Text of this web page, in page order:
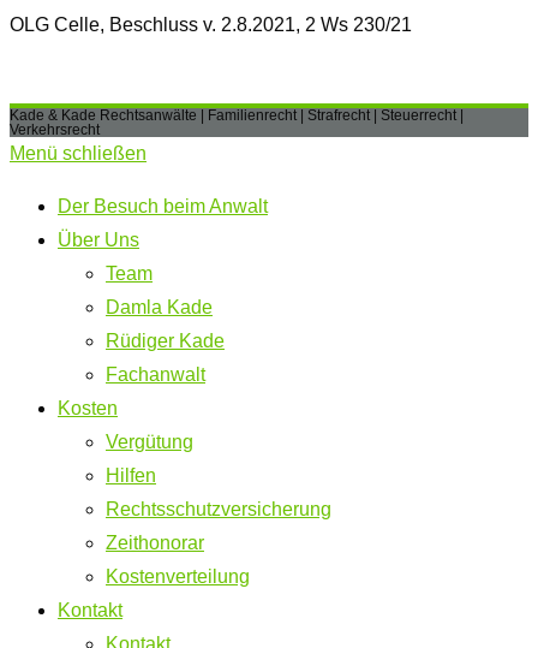
OLG Celle, Beschluss v. 2.8.2021, 2 Ws 230/21
Kade & Kade Rechtsanwälte | Familienrecht | Strafrecht | Steuerrecht |
Verkehrsrecht
Menü schließen
Der Besuch beim Anwalt
Über Uns
Team
Damla Kade
Rüdiger Kade
Fachanwalt
Kosten
Vergütung
Hilfen
Rechtsschutzversicherung
Zeithonorar
Kostenverteilung
Kontakt
Kontakt